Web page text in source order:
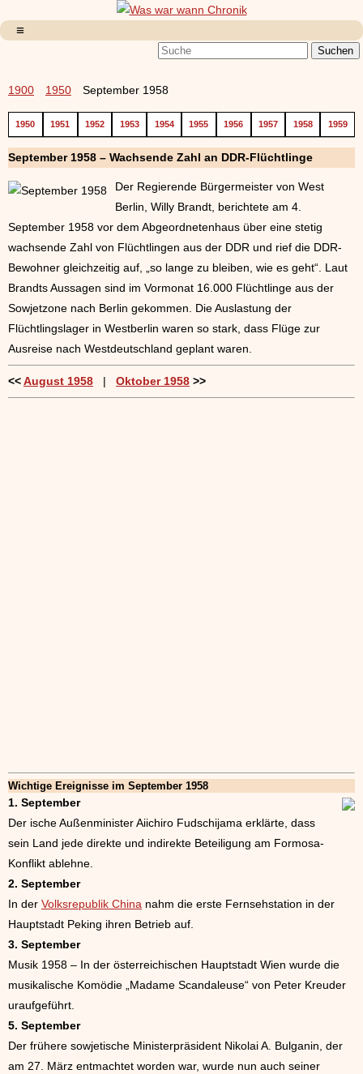
1900 1950 September 1958
1950 1951 1952 1953 1954 1955 1956 1957 1958 1959
September 1958 – Wachsende Zahl an DDR-Flüchtlinge
Der Regierende Bürgermeister von West
Berlin, Willy Brandt, berichtete am 4.
September 1958 vor dem Abgeordnetenhaus über eine stetig
wachsende Zahl von Flüchtlingen aus der DDR und rief die DDR-
Bewohner gleichzeitig auf, „so lange zu bleiben, wie es geht“. Laut
Brandts Aussagen sind im Vormonat 16.000 Flüchtlinge aus der
Sowjetzone nach Berlin gekommen. Die Auslastung der
Flüchtlingslager in Westberlin waren so stark, dass Flüge zur
Ausreise nach Westdeutschland geplant waren.
<<August 1958 | Oktober 1958 >>
Wichtige Ereignisse im September 1958
1. September
Der ische Außenminister Aiichiro Fudschijama erklärte, dass
sein Land jede direkte und indirekte Beteiligung am Formosa-
Konflikt ablehne.
2. September
In der Volksrepublik China nahm die erste Fernsehstation in der
Hauptstadt Peking ihren Betrieb auf.
3. September
Musik 1958 – In der österreichischen Hauptstadt Wien wurde die
musikalische Komödie „Madame Scandaleuse“ von Peter Kreuder
uraufgeführt.
5. September
Der frühere sowjetische Ministerpräsident Nikolai A. Bulganin, der
am 27. März entmachtet worden war, wurde nun auch seiner